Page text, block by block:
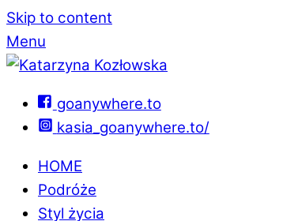
Skip to content
Menu
goanywhere.to
kasia_goanywhere.to/
HOME
Podróże
Styl życia